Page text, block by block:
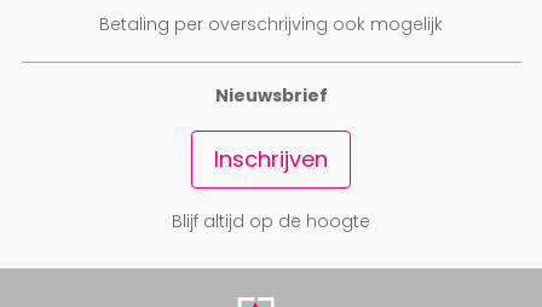
Betaling per overschrijving ook mogelijk
Nieuwsbrief
Inschrijven
Blijf altijd op de hoogte